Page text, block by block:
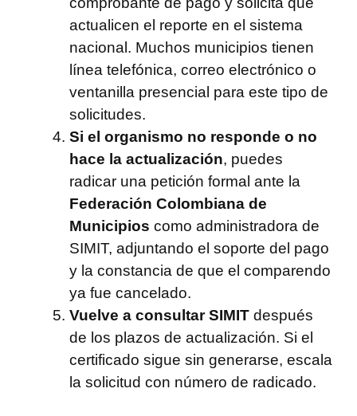
actualicen el reporte en el sistema
nacional. Muchos municipios tienen
línea telefónica, correo electrónico o
ventanilla presencial para este tipo de
solicitudes.
Si el organismo no responde o no
hace la actualización, puedes
radicar una petición formal ante la
Federación Colombiana de
Municipios como administradora de
SIMIT, adjuntando el soporte del pago
y la constancia de que el comparendo
ya fue cancelado.
Vuelve a consultar SIMIT después
de los plazos de actualización. Si el
certificado sigue sin generarse, escala
la solicitud con número de radicado.